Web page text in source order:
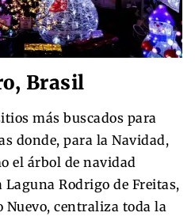
Brasil
más buscados para
donde, para la Navidad,
el árbol de navidad
Rodrigo de Freitas,
Nuevo, centraliza toda la